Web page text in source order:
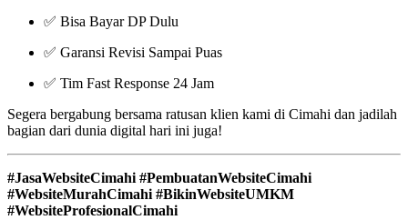
✅ Bisa Bayar DP Dulu
✅ Garansi Revisi Sampai Puas
✅ Tim Fast Response 24 Jam
Segera bergabung bersama ratusan klien kami di Cimahi dan jadilah
bagian dari dunia digital hari ini juga!
#JasaWebsiteCimahi #PembuatanWebsiteCimahi
#WebsiteMurahCimahi #BikinWebsiteUMKM
#WebsiteProfesionalCimahi